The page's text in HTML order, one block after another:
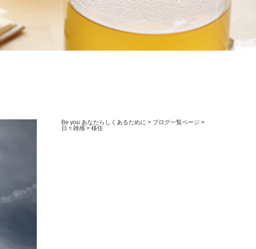
Be you あなたらしくあるために > ブログ一覧ページ >
日々雑感 > 移住